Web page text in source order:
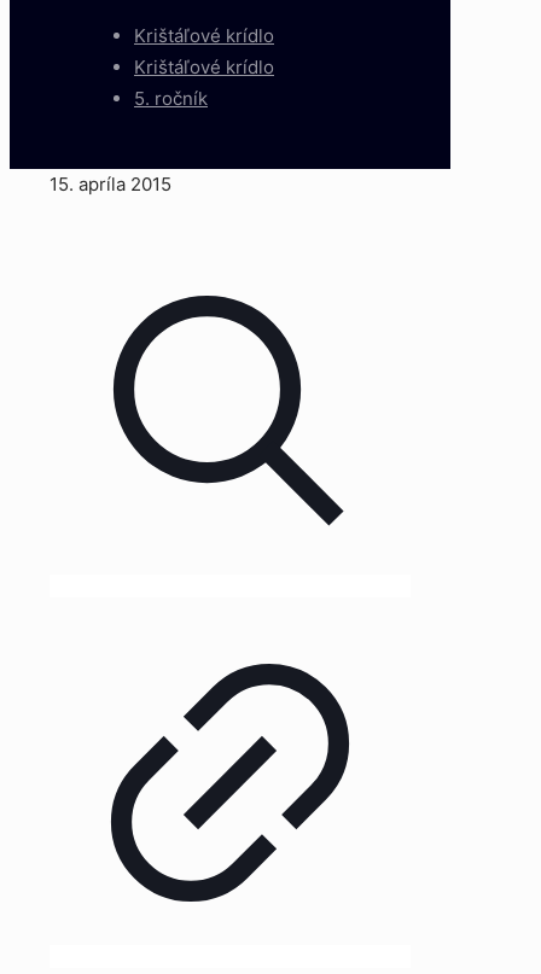
Krištáľové krídlo
Krištáľové krídlo
5. ročník
15. apríla 2015